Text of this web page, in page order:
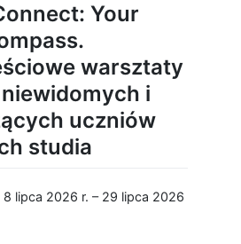
Your
warsztaty
i
uczniów
studia
8 lipca 2026 r. – 29 lipca 2026